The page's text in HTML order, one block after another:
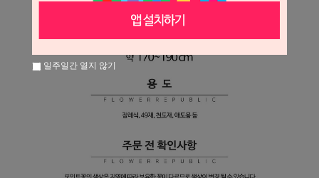
일주일간 열지 않기